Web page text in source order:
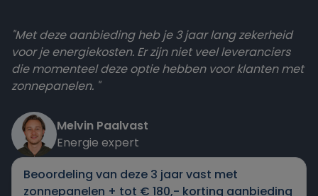
"Met deze aanbieding heb je 3 jaar lang zekerheid
voor je energiekosten. Er zijn niet veel leveranciers
die momenteel deze optie hebben voor klanten met
zonnepanelen. "
Melvin Paalvast
Energie expert
Beoordeling van deze 3 jaar vast met
zonnepanelen + tot € 180,- korting aanbieding